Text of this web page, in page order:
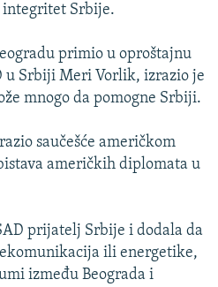
Srbije.
primio u oproštajnu
u Srbiji Meri Vorlik, izrazio je
mnogo da pomogne Srbiji.
saučešće američkom
američkih diplomata u
prijatelj Srbije i dodala da
ili energetike,
između Beograda i